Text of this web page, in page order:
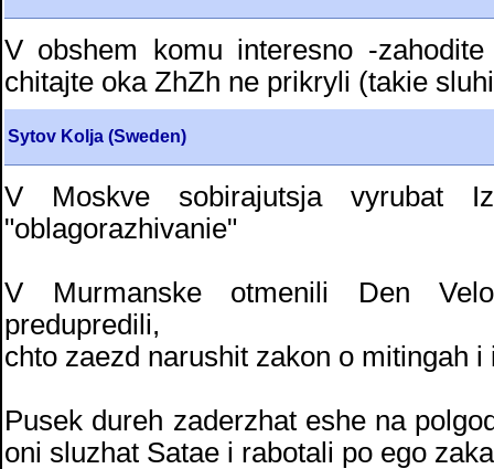
V obshem komu interesno -
chitajte oka ZhZh ne prikryli (takie
Sytov Kolja (Sweden)
V Moskve sobirajutsja vyrubat
"oblagorazhivanie"
V Murmanske otmenili Den
predupredili,
chto zaezd narushit zakon o mitingah
Pusek dureh zaderzhat eshe na
oni sluzhat Satae i rabotali po ego